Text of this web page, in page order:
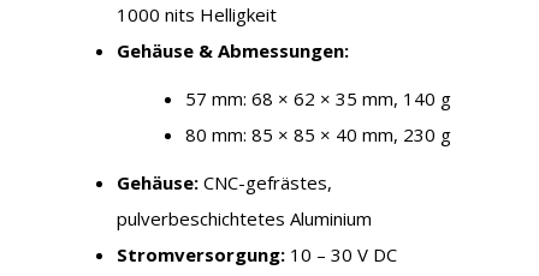
1000 nits Helligkeit
Gehäuse & Abmessungen:
57 mm: 68 × 62 × 35 mm, 140 g
80 mm: 85 × 85 × 40 mm, 230 g
Gehäuse: CNC-gefrästes,
pulverbeschichtetes Aluminium
Stromversorgung: 10 – 30 V DC